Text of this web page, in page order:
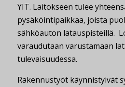
YIT. Laitokseen tulee
pysäköintipaikkaa, joista
sähköauton latauspisteillä.
varaudutaan varustamaan
tulevaisuudessa.
Rakennustyöt käynnistyivät